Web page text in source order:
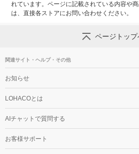
れています。ページに記載されている内容や
は、直接各ストアにお問い合わせください。
ページトップ
関連サイト・ヘルプ・その他
お知らせ
LOHACOとは
AIチャットで質問する
お客様サポート